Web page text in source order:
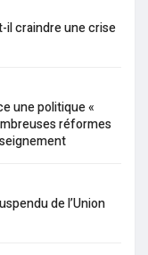
il craindre une crise
une politique «
réformes
de l’Union